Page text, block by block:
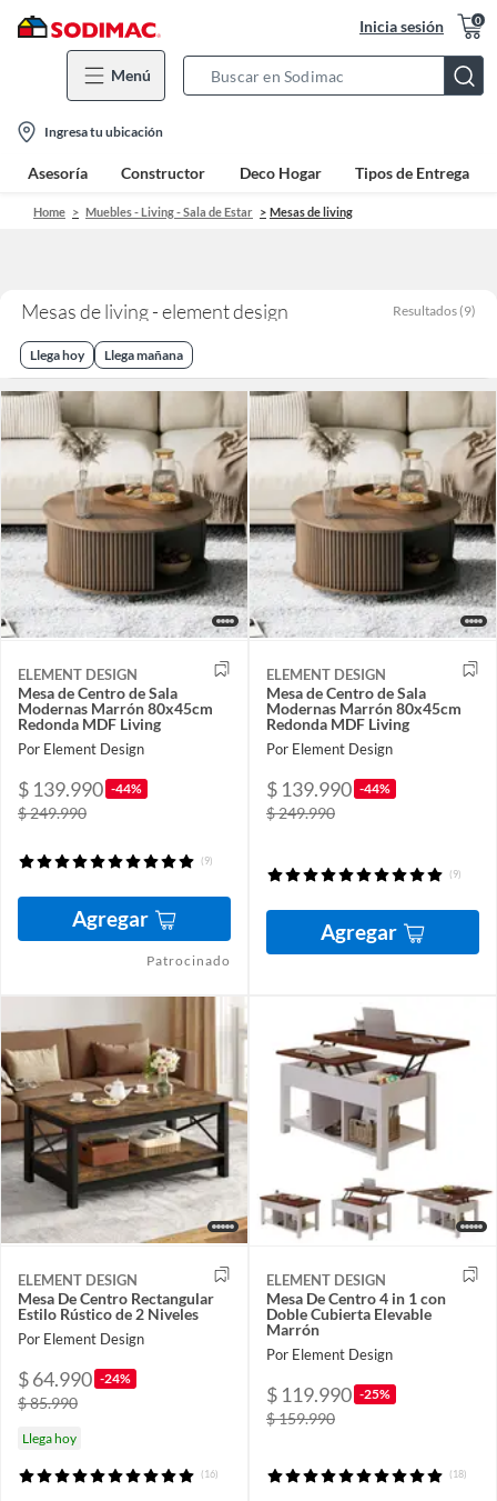
Inicia sesión 0
Menú
Bar
location-
icon
Ingresa tu ubicación
Asesoría Constructor Deco Hogar Tipos de Entrega
Home Muebles - Living - Sala de Estar Mesas de living
Mesas de living - element design Resultados (9)
Llega hoy Llega mañana
ELEMENT DESIGN
Mesa de Centro de Sala
Modernas Marrón 80x45cm
Redonda MDF Living
Por Element Design
$ 139.990 -44%
$ 249.990
(9)
Agregar
Patrocinado
ELEMENT DESIGN
Mesa de Centro de Sala
Modernas Marrón 80x45cm
Redonda MDF Living
Por Element Design
$ 139.990 -44%
$ 249.990
(9)
Agregar
ELEMENT DESIGN
Mesa De Centro Rectangular
Estilo Rústico de 2 Niveles
Por Element Design
$ 64.990 -24%
$ 85.990
Llega hoy
(16)
ELEMENT DESIGN
Mesa De Centro 4 in 1 con
Doble Cubierta Elevable
Marrón
Por Element Design
$ 119.990 -25%
$ 159.990
(18)